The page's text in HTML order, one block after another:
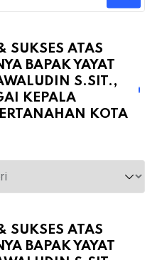
SUKSES ATAS
BAPAK YAYAT
S.SIT.,
KEPALA
KOTA
SUKSES ATAS
BAPAK YAYAT